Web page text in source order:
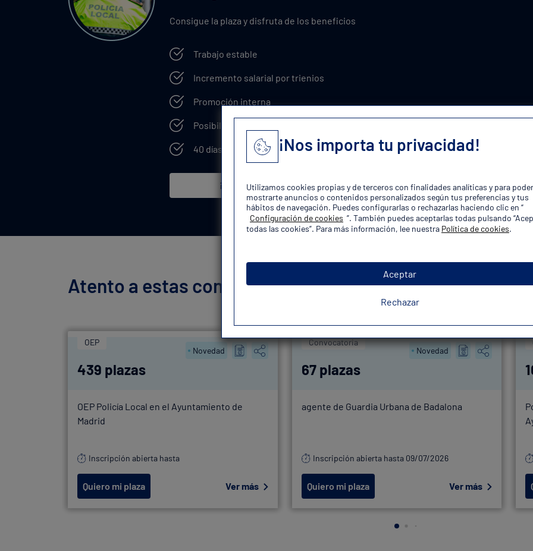
Consigue la plaza y disfruta de los beneficios
Trabajo estable
Incremento salarial por trienios
Promoción interna
Posibilidad de excedencia
40 días de vacaciones y asuntos propios
¡Quiero mi plaza!
Atento a estas convocatorias de Oposiciones Policía
OEP
Novedad
439 plazas
OEP Policía Local en el Ayuntamiento de
Madrid
Inscripción abierta hasta
Quiero mi plaza Ver más
Convocatoria
Novedad
67 plazas
agente de Guardia Urbana de Badalona
Inscripción abierta hasta 09/07/2026
Quiero mi plaza Ver más
¡Nos importa tu privacidad!
Utilizamos cookies propias y de terceros con finalidades analíticas y para poder
mostrarte anuncios o contenidos personalizados según tus preferencias y tus
hábitos de navegación. Puedes configurarlas o rechazarlas haciendo clic en “
Configuración de cookies ”. También puedes aceptarlas todas pulsando
todas las cookies”. Para más información, lee nuestra Política de cookies.
Aceptar
Rechazar